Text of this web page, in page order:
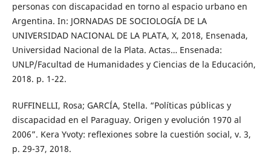
personas con discapacidad en torno al espacio urbano en
Argentina. In: JORNADAS DE SOCIOLOGÍA DE LA
UNIVERSIDAD NACIONAL DE LA PLATA, X, 2018, Ensenada,
Universidad Nacional de la Plata. Actas… Ensenada:
UNLP/Facultad de Humanidades y Ciencias de la Educación,
2018. p. 1-22.
RUFFINELLI, Rosa; GARCÍA, Stella. “Políticas públicas y
discapacidad en el Paraguay. Origen y evolución 1970 al
2006”. Kera Yvoty: reflexiones sobre la cuestión social, v. 3,
p. 29-37, 2018.